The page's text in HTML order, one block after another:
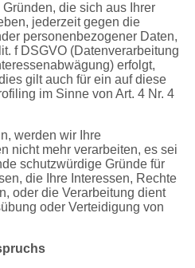
die sich aus Ihrer
jederzeit gegen die
personenbezogener Daten,
f DSGVO (Datenverarbeitung
erfolgt,
gilt auch für ein auf diese
im Sinne von Art. 4 Nr. 4
werden wir Ihre
nicht mehr verarbeiten, es sei
schutzwürdige Gründe für
die Ihre Interessen, Rechte
oder die Verarbeitung dient
oder Verteidigung von